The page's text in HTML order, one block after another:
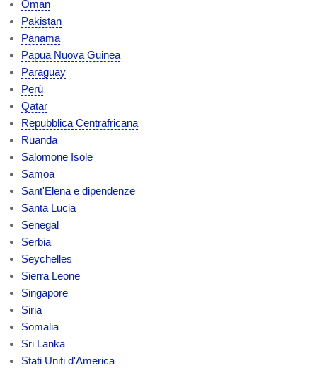
Oman
Pakistan
Panama
Papua Nuova Guinea
Paraguay
Perù
Qatar
Repubblica Centrafricana
Ruanda
Salomone Isole
Samoa
Sant'Elena e dipendenze
Santa Lucia
Senegal
Serbia
Seychelles
Sierra Leone
Singapore
Siria
Somalia
Sri Lanka
Stati Uniti d'America